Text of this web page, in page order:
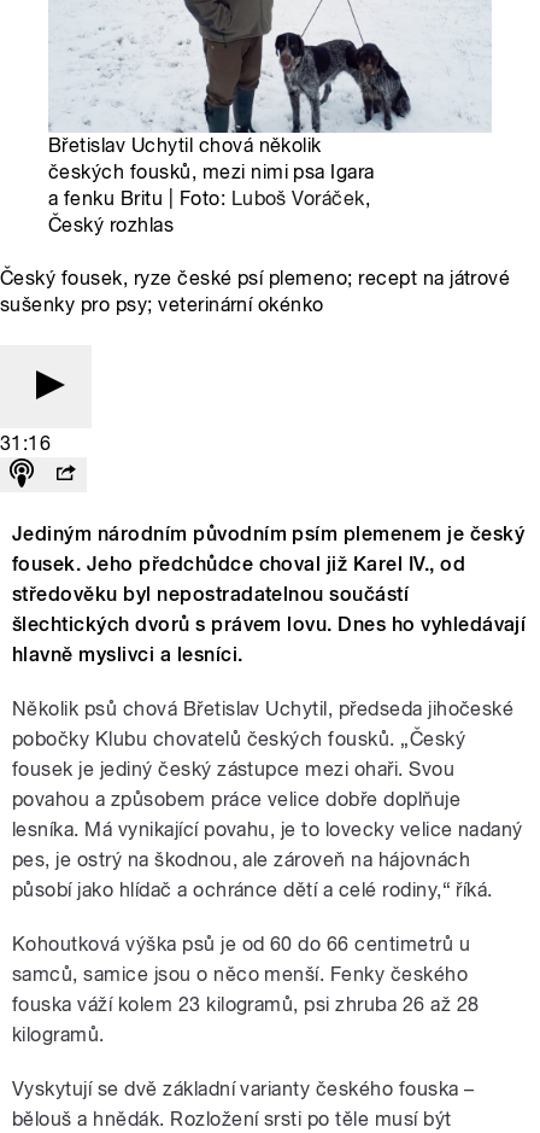
Břetislav Uchytil chová několik
českých fousků, mezi nimi psa Igara
a fenku Britu | Foto: Luboš Voráček,
Český rozhlas
Český fousek, ryze české psí plemeno; recept na játrové
sušenky pro psy; veterinární okénko
31:16
Jediným národním původním psím plemenem je český
fousek. Jeho předchůdce choval již Karel IV., od
středověku byl nepostradatelnou součástí
šlechtických dvorů s právem lovu. Dnes ho vyhledávají
hlavně myslivci a lesníci.
Několik psů chová Břetislav Uchytil, předseda jihočeské
pobočky Klubu chovatelů českých fousků. „Český
fousek je jediný český zástupce mezi ohaři. Svou
povahou a způsobem práce velice dobře doplňuje
lesníka. Má vynikající povahu, je to lovecky velice nadaný
pes, je ostrý na škodnou, ale zároveň na hájovnách
působí jako hlídač a ochránce dětí a celé rodiny,“ říká.
Kohoutková výška psů je od 60 do 66 centimetrů u
samců, samice jsou o něco menší. Fenky českého
fouska váží kolem 23 kilogramů, psi zhruba 26 až 28
kilogramů.
Vyskytují se dvě základní varianty českého fouska –
bělouš a hnědák. Rozložení srsti po těle musí být